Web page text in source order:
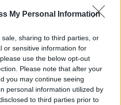
My Personal Information
sharing to third parties, or
or sensitive information for
use the below opt-out
Please note that after your
you may continue seeing
personal information utilized by
to third parties prior to